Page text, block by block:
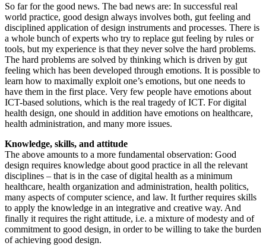
So far for the good news. The bad news are: In successful real
world practice, good design always involves both, gut feeling and
disciplined application of design instruments and processes. There is
a whole bunch of experts who try to replace gut feeling by rules or
tools, but my experience is that they never solve the hard problems.
The hard problems are solved by thinking which is driven by gut
feeling which has been developed through emotions. It is possible to
learn how to maximally exploit one’s emotions, but one needs to
have them in the first place. Very few people have emotions about
ICT-based solutions, which is the real tragedy of ICT. For digital
health design, one should in addition have emotions on healthcare,
health administration, and many more issues.
Knowledge, skills, and attitude
The above amounts to a more fundamental observation: Good
design requires knowledge about good practice in all the relevant
disciplines – that is in the case of digital health as a minimum
healthcare, health organization and administration, health politics,
many aspects of computer science, and law. It further requires skills
to apply the knowledge in an integrative and creative way. And
finally it requires the right attitude, i.e. a mixture of modesty and of
commitment to good design, in order to be willing to take the burden
of achieving good design.